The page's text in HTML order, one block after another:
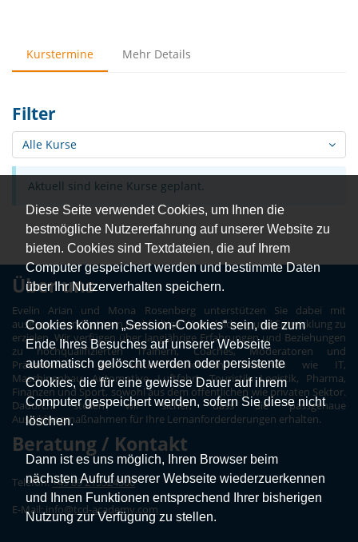
Diese Seite verwendet Cookies, um Ihnen die
bestmögliche Nutzererfahrung auf unserer Website zu
bieten. Cookies sind Textdateien, die auf Ihrem
Computer gespeichert werden und bestimmte Daten
über Ihr Nutzerverhalten speichern.
Cookies können „Session-Cookies“ sein, die zum
Ende Ihres Besuches auf unserer Webseite
automatisch gelöscht werden oder persistente
Cookies, die für eine gewisse Dauer auf ihrem
Computer gespeichert werden, sofern Sie diese nicht
löschen.
Dann ist es uns möglich, Ihren Browser beim
nächsten Aufruf unserer Webseite wiederzuerkennen
und Ihnen Funktionen entsprechend Ihrer bisherigen
Nutzung zur Verfügung zu stellen.
Kurstermine Mehr Details
Filter
Alle Kurse
Aktuell sind keine Kurse geplant.
Über uns
Evelin Arian und Mona Rosenberg unterstützen Sie dabei mit
ausgesuchten Partnern nachhaltige Weiterbildung und Entwicklung zu
erzielen. Wir verfügen über langjährige Erfahrungen und Beziehungen
zu hochqualifizierten Trainern, Coaches, Moderatoren und
Präsentatoren aus unterschiedlichsten Branchen wie IT,
Maschinenbau, Automotive, Luftfahrt, Touristik, Logistik, Pharma,
Finanzen und Sport, sowohl aus dem öffentlichen wie privaten Sektor.
Dadurch stellen wir sicher, dass Sie passgenaue
Ausbildungmaßnahmen für Ihre Lernanforderderungen erhalten.
Beratung / Kontakt
Telefon:+49 89 215524500
E-Mail:info@tcd-academy.com